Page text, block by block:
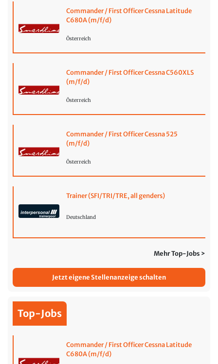
Commander / First Officer Cessna Latitude
C680A (m/f/d)
Österreich
Commander / First Officer Cessna C560XLS
(m/f/d)
Österreich
Commander / First Officer Cessna 525
(m/f/d)
Österreich
Trainer (SFI/TRI/TRE, all genders)
Deutschland
Mehr Top-Jobs >
Jetzt eigene Stellenanzeige schalten
Top-Jobs
Commander / First Officer Cessna Latitude
C680A (m/f/d)